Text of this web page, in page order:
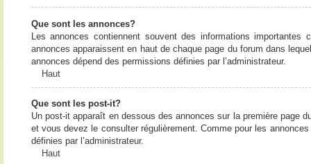
Que sont les annonces?
Les annonces contiennent souvent des informations
annonces apparaissent en haut de chaque page du forum dans
annonces dépend des permissions définies par l’administrateur.
Haut
Que sont les post-it?
Un post-it apparaît en dessous des annonces sur la première page
et vous devez le consulter régulièrement. Comme pour les
définies par l’administrateur.
Haut